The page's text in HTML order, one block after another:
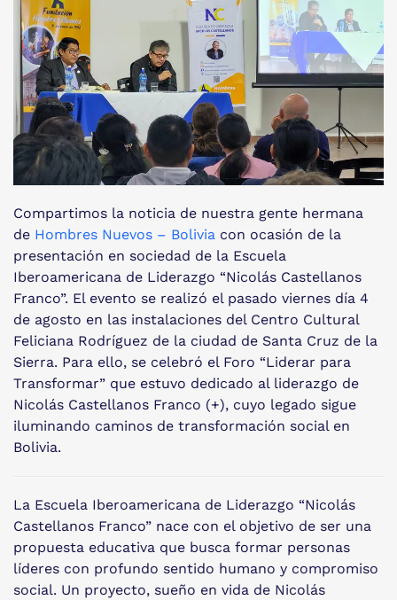
Compartimos la noticia de nuestra gente hermana
de Hombres Nuevos – Bolivia con ocasión de la
presentación en sociedad de la Escuela
Iberoamericana de Liderazgo “Nicolás Castellanos
Franco”. El evento se realizó el pasado viernes día 4
de agosto en las instalaciones del Centro Cultural
Feliciana Rodríguez de la ciudad de Santa Cruz de la
Sierra. Para ello, se celebró el Foro “Liderar para
Transformar” que estuvo dedicado al liderazgo de
Nicolás Castellanos Franco (+), cuyo legado sigue
iluminando caminos de transformación social en
Bolivia.
La Escuela Iberoamericana de Liderazgo “Nicolás
Castellanos Franco” nace con el objetivo de ser una
propuesta educativa que busca formar personas
líderes con profundo sentido humano y compromiso
social. Un proyecto, sueño en vida de Nicolás